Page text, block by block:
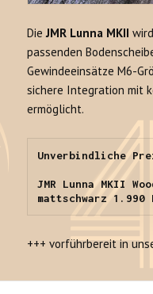
DieJMR Lunna MKII
passenden
Gewindeeinsätze M6-
sichere Integration mit
ermöglicht.
Unverbindliche
JMR Lunna MKII
mattschwarz 1.990
+++ vorführbereit in